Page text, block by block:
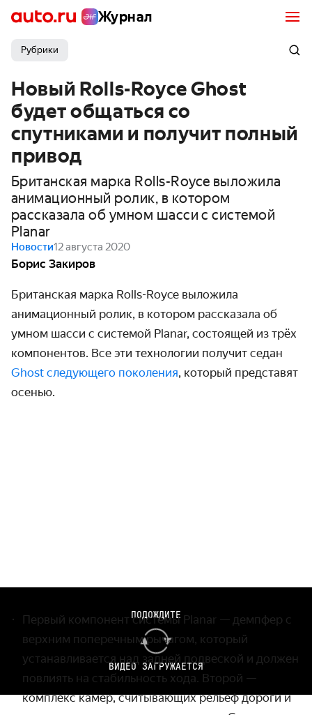
Журнал
Рубрики
Новый Rolls-Royce Ghost
будет общаться со
спутниками и получит полный
привод
Британская марка Rolls-Royce выложила
анимационный ролик, в котором
рассказала об умном шасси с системой
Planar
Новости12 августа 2020
Борис Закиров
Британская марка Rolls-Royce выложила
анимационный ролик, в котором рассказала об
умном шасси с системой Planar, состоящей из трёх
компонентов. Все эти технологии получит седан
Ghost следующего поколения, который представят
осенью.
ПОДОЖДИТЕ
ВИДЕО ЗАГРУЖАЕТСЯ
Первый компонент системы Planar — демпфер с
верхним поперечным рычагом, который
устанавливается над задней подвеской и должен
повлиять на стабильность хода. Второй —
комплекс камер, считывающих рельеф дороги и